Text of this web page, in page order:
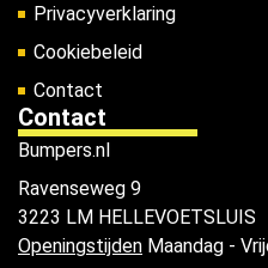
Privacyverklaring
Cookiebeleid
Contact
Contact
Bumpers.nl
Ravenseweg 9
3223 LM HELLEVOETSLUIS
Openingstijden Maandag -